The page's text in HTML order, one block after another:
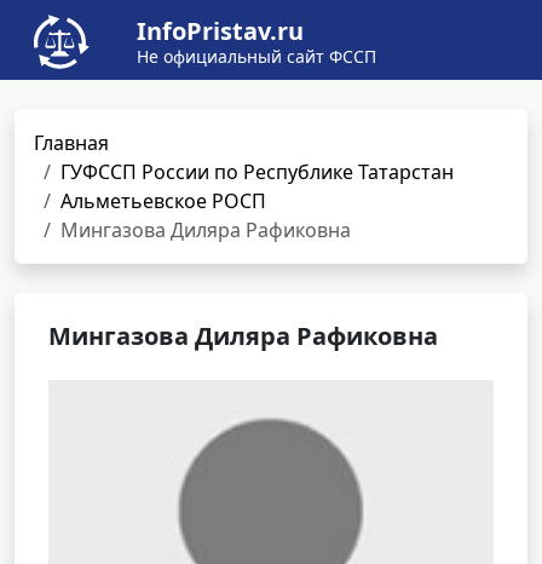
InfoPristav.ru
Не официальный сайт ФССП
Главная
ГУФССП России по Республике Татарстан
Альметьевское РОСП
Мингазова Диляра Рафиковна
Мингазова Диляра Рафиковна